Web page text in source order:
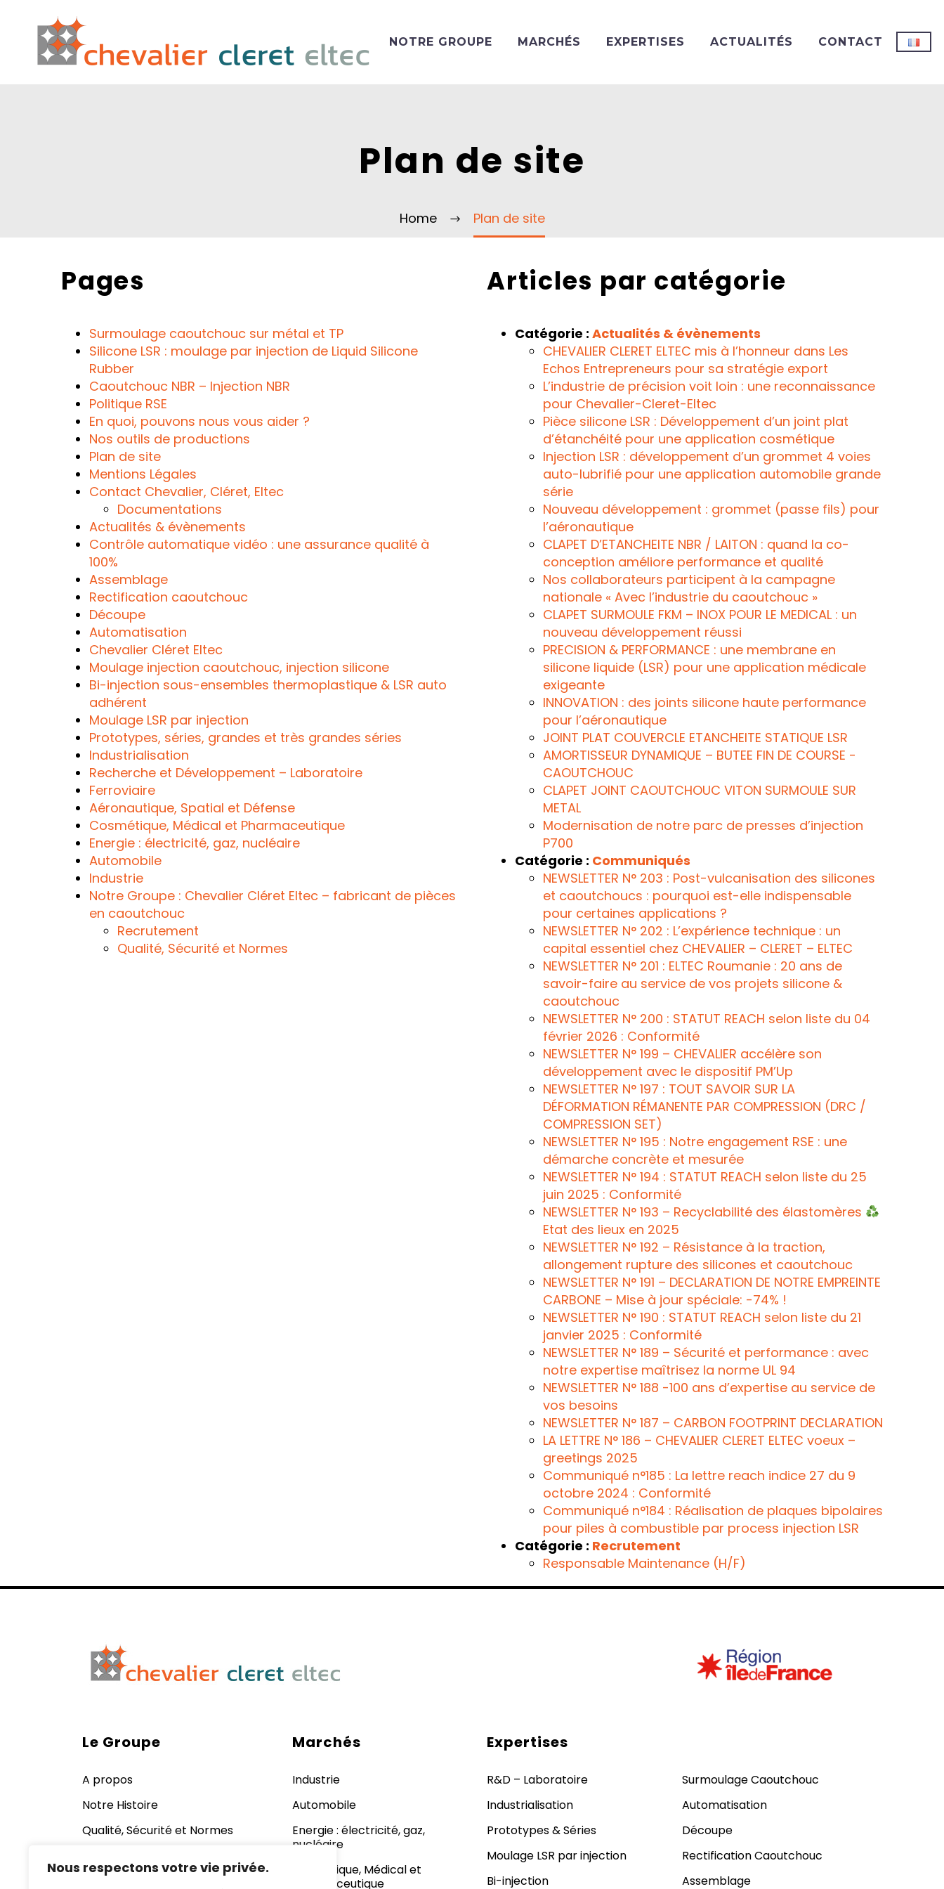
Nous respectons votre vie privée.
NOTRE GROUPE MARCHÉS EXPERTISES ACTUALITÉS CONTACT
Plan de site
Home Plan de site
Pages
Surmoulage caoutchouc sur métal et TP
Silicone LSR : moulage par injection de Liquid Silicone
Rubber
Caoutchouc NBR – Injection NBR
Politique RSE
En quoi, pouvons nous vous aider ?
Nos outils de productions
Plan de site
Mentions Légales
Contact Chevalier, Cléret, Eltec
Documentations
Actualités & évènements
Contrôle automatique vidéo : une assurance qualité à
100%
Assemblage
Rectification caoutchouc
Découpe
Automatisation
Chevalier Cléret Eltec
Moulage injection caoutchouc, injection silicone
Bi-injection sous-ensembles thermoplastique & LSR auto
adhérent
Moulage LSR par injection
Prototypes, séries, grandes et très grandes séries
Industrialisation
Recherche et Développement – Laboratoire
Ferroviaire
Aéronautique, Spatial et Défense
Cosmétique, Médical et Pharmaceutique
Energie : électricité, gaz, nucléaire
Automobile
Industrie
Notre Groupe : Chevalier Cléret Eltec – fabricant de pièces
en caoutchouc
Recrutement
Qualité, Sécurité et Normes
Articles par catégorie
Catégorie : Actualités & évènements
CHEVALIER CLERET ELTEC mis à l’honneur dans Les
Echos Entrepreneurs pour sa stratégie export
L’industrie de précision voit loin : une reconnaissance
pour Chevalier-Cleret-Eltec
Pièce silicone LSR : Développement d’un joint plat
d’étanchéité pour une application cosmétique
Injection LSR : développement d’un grommet 4 voies
auto-lubrifié pour une application automobile grande
série
Nouveau développement : grommet (passe fils) pour
l’aéronautique
CLAPET D’ETANCHEITE NBR / LAITON : quand la co-
conception améliore performance et qualité
Nos collaborateurs participent à la campagne
nationale « Avec l’industrie du caoutchouc »
CLAPET SURMOULE FKM – INOX POUR LE MEDICAL : un
nouveau développement réussi
PRECISION & PERFORMANCE : une membrane en
silicone liquide (LSR) pour une application médicale
exigeante
INNOVATION : des joints silicone haute performance
pour l’aéronautique
JOINT PLAT COUVERCLE ETANCHEITE STATIQUE LSR
AMORTISSEUR DYNAMIQUE – BUTEE FIN DE COURSE -
CAOUTCHOUC
CLAPET JOINT CAOUTCHOUC VITON SURMOULE SUR
METAL
Modernisation de notre parc de presses d’injection
P700
Catégorie : Communiqués
NEWSLETTER N° 203 : Post-vulcanisation des silicones
et caoutchoucs : pourquoi est-elle indispensable
pour certaines applications ?
NEWSLETTER N° 202 : L’expérience technique : un
capital essentiel chez CHEVALIER – CLERET – ELTEC
NEWSLETTER N° 201 : ELTEC Roumanie : 20 ans de
savoir-faire au service de vos projets silicone &
caoutchouc
NEWSLETTER N° 200 : STATUT REACH selon liste du 04
février 2026 : Conformité
NEWSLETTER N° 199 – CHEVALIER accélère son
développement avec le dispositif PM’Up
NEWSLETTER N° 197 : TOUT SAVOIR SUR LA
DÉFORMATION RÉMANENTE PAR COMPRESSION (DRC /
COMPRESSION SET)
NEWSLETTER N° 195 : Notre engagement RSE : une
démarche concrète et mesurée
NEWSLETTER N° 194 : STATUT REACH selon liste du 25
juin 2025 : Conformité
NEWSLETTER N° 193 – Recyclabilité des élastomères
Etat des lieux en 2025
NEWSLETTER N° 192 – Résistance à la traction,
allongement rupture des silicones et caoutchouc
NEWSLETTER N° 191 – DECLARATION DE NOTRE EMPREINTE
CARBONE – Mise à jour spéciale: -74% !
NEWSLETTER N° 190 : STATUT REACH selon liste du 21
janvier 2025 : Conformité
NEWSLETTER N° 189 – Sécurité et performance : avec
notre expertise maîtrisez la norme UL 94
NEWSLETTER N° 188 -100 ans d’expertise au service de
vos besoins
NEWSLETTER N° 187 – CARBON FOOTPRINT DECLARATION
LA LETTRE N° 186 – CHEVALIER CLERET ELTEC voeux –
greetings 2025
Communiqué n°185 : La lettre reach indice 27 du 9
octobre 2024 : Conformité
Communiqué n°184 : Réalisation de plaques bipolaires
pour piles à combustible par process injection LSR
Catégorie : Recrutement
Responsable Maintenance (H/F)
Le Groupe
A propos
Notre Histoire
Qualité, Sécurité et Normes
Recrutement
Marchés
Industrie
Automobile
Energie : électricité, gaz,
nucléaire
Cosmétique, Médical et
Pharmaceutique
Expertises
R&D – Laboratoire
Industrialisation
Prototypes & Séries
Moulage LSR par injection
Bi-injection
Surmoulage Caoutchouc
Automatisation
Découpe
Rectification Caoutchouc
Assemblage